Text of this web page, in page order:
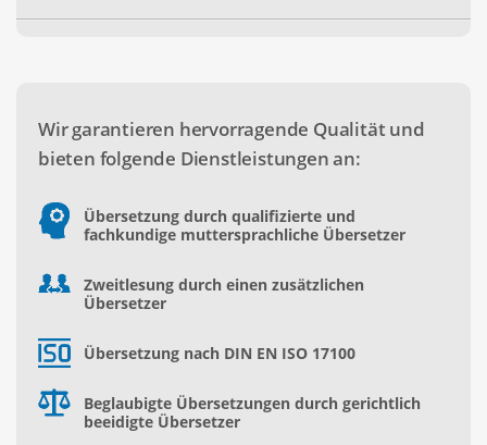
Wir garantieren hervorragende Qualität und
bieten folgende Dienstleistungen an:
Übersetzung durch qualifizierte und
fachkundige muttersprachliche Übersetzer
Zweitlesung durch einen zusätzlichen
Übersetzer
Übersetzung nach DIN EN ISO 17100
Beglaubigte Übersetzungen durch gerichtlich
beeidigte Übersetzer